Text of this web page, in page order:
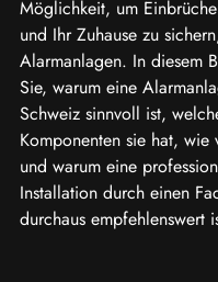
Möglichkeit, um
und Ihr Zuhause zu
Alarmanlagen. In diesem
Sie, warum eine
Schweiz sinnvoll ist,
Komponenten sie hat, wie
und warum eine
Installation durch einen
durchaus empfehlenswert